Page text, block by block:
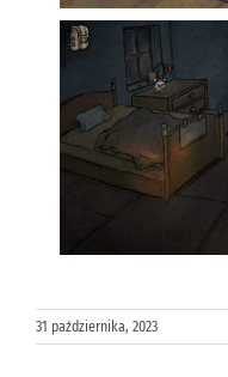
31 października, 2023